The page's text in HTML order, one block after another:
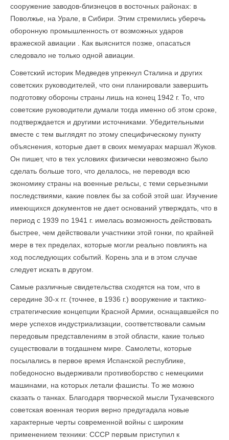
сооружение заводов-близнецов в восточных районах: в
Поволжье, на Урале, в Сибири. Этим стремились уберечь
оборонную промышленность от возможных ударов
вражеской авиации . Как выяснится позже, опасаться
следовало не только одной авиации.
Советский историк Медведев упрекнул Сталина и других
советских руководителей, что они планировали завершить
подготовку обороны страны лишь на конец 1942 г. То, что
советские руководители думали тогда именно об этом сроке,
подтверждается и другими источниками. Убедительными
вместе с тем выглядят по этому специфическому пункту
объяснения, которые дает в своих мемуарах маршал Жуков.
Он пишет, что в тех условиях физически невозмож­но было
сделать больше того, что делалось, не переводя всю
экономику страны на военные рельсы, с теми серьезными
последствиями, какие повлек бы за собой этой шаг. Изучение
имеющихся документов не дает оснований утверждать, что в
период с 1939 по 1941 г. имелась возможность действовать
быстрее, чем действовали участники этой гонки, по крайней
мере в тех пределах, которые могли реально повлиять на
ход последующих событий. Корень зла и в этом случае
следует искать в другом.
Самые различные свидетельства сходятся на том, что в
середине 30-х гг. (точнее, в 1936 г.) вооружение и тактико-
стратегические концепции Красной Армии, оснащавшейся по
мере успехов индустриализации, соответствовали самым
передовым представлениям в этой области, какие только
существовали в тогдашнем мире. Самолеты, которые
посылались в первое время Испанской республике,
победоносно выдерживали противоборство с немецкими
машинами, на которых летали фашисты. То же можно
сказать о танках. Благодаря творческой мысли Тухачевского
советская военная теория верно предугадала новые
характерные черты современной войны с широким
применением техники: СССР первым приступил к